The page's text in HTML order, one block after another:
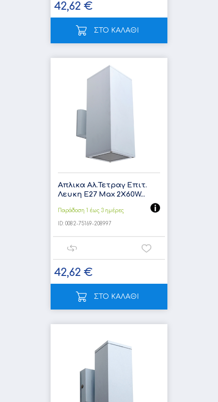
42,62 €
ΣΤΟ ΚΑΛΑΘΙ
Απλικα Αλ.Τετραγ Επιτ.
Λευκη E27 Max 2X60W...
Παράδοση 1 έως 3 ημέρες
ID: 0082-75169-208997
42,62 €
ΣΤΟ ΚΑΛΑΘΙ